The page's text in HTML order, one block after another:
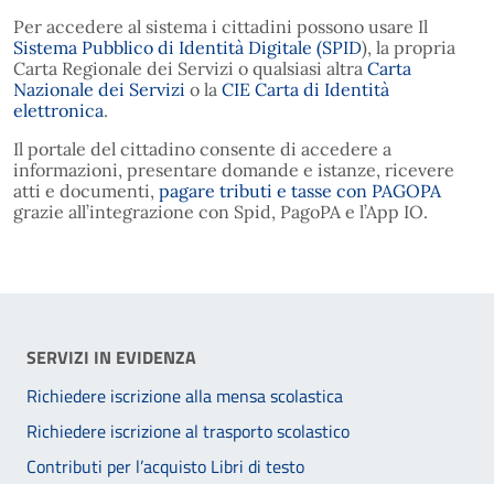
Per accedere al sistema i cittadini possono usare Il
Sistema Pubblico di Identità Digitale (SPID), la propria
Carta Regionale dei Servizi o qualsiasi altra Carta
Nazionale dei Servizi o la CIE Carta di Identità
elettronica.
Il portale del cittadino consente di accedere a
informazioni, presentare domande e istanze, ricevere
atti e documenti, pagare tributi e tasse con PAGOPA
grazie all’integrazione con Spid, PagoPA e l’App IO.
SERVIZI IN EVIDENZA
Richiedere iscrizione alla mensa scolastica
Richiedere iscrizione al trasporto scolastico
Contributi per l’acquisto Libri di testo